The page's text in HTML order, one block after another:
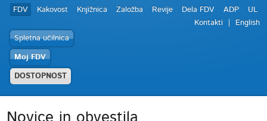
FDV Kakovost Knjižnica Založba Revije Dela FDV ADP
UL
Kontakti
English
Spletna učilnica
Moj FDV
DOSTOPNOST
Novice in obvestila